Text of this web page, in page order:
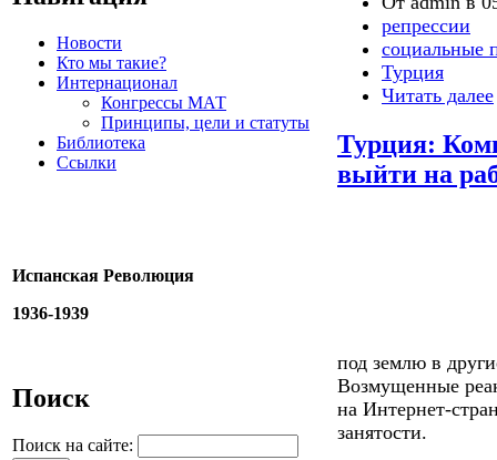
Новости
Кто мы такие?
Интернационал
Конгрессы МАТ
Принципы, цели и статуты
Библиотека
Ссылки
Испанская Революция
1936-1939
Поиск
Поиск на сайте:
репрессии
социальные
Турция
Читать далее
Турция:
выйти на
под землю в
Возмущенные
на Интернет-
занятости.